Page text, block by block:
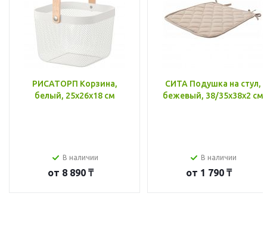
РИСАТОРП Корзина,
белый, 25x26x18 см
В наличии
от 8 890 ₸
СИТА Подушка на стул,
бежевый, 38/35x38x2 см
В наличии
от 1 790 ₸